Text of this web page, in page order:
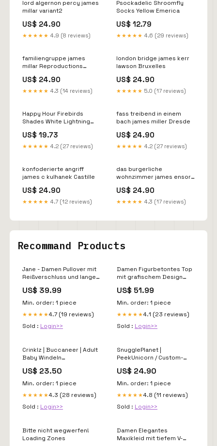
lord algernon percy james
millar variant2
US$ 24.90
★★★★★ 4.9 (8 reviews)
Psockadelic Shroomfly
Socks Yellow Emerica
US$ 12.79
★★★★★ 4.6 (29 reviews)
familiengruppe james
millar Reproductions
US$ 24.90
★★★★★ 4.3 (14 reviews)
london bridge james kerr
lawson Bruxelles
US$ 24.90
★★★★★ 5.0 (17 reviews)
Happy Hour Firebirds
Shades White Lightning
US$ 19.73
★★★★★ 4.2 (27 reviews)
fass treibend in einem
bach james miller Dresde
US$ 24.90
★★★★★ 4.2 (27 reviews)
konfoderierte angriff
james c kulhanek Castille
US$ 24.90
★★★★★ 4.7 (12 reviews)
das burgerliche
wohnzimmer james ensor
US$ 24.90
★★★★★ 4.3 (17 reviews)
Recommand Products
Jane - Damen Pullover mit
Reißverschluss und langen
US$ 39.99
Min. order: 1 piece
★★★★★4.7 (19 reviews)
Sold : Login>>
Damen Figurbetontes Top
mit grafischem Design
US$ 51.99
Min. order: 1 piece
★★★★★4.1 (23 reviews)
Sold : Login>>
Crinklz | Buccaneer | Adult
Baby Windeln
US$ 23.50
Min. order: 1 piece
★★★★★4.3 (28 reviews)
Sold : Login>>
SnugglePlanet |
PeekUnicorn / Custom-
Name
US$ 24.90
Min. order: 1 piece
★★★★★4.8 (11 reviews)
Sold : Login>>
Bitte nicht wegwerfen!
Loading Zones
Damen Elegantes
Maxikleid mit tiefem V-